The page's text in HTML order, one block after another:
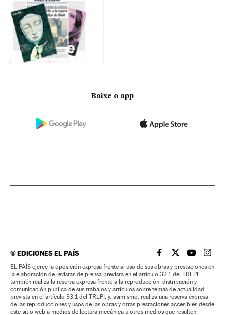
Baixe o app
©EDICIONES EL PAÍS EL PAÍS BRASIL EN
EL PAÍSEL PAÍS
EL
EL PAÍS ejerce la oposición expresa frente al uso de sus obras y prestaciones en
la elaboración de revistas de prensa prevista en el artículo 32.1 del TRLPI;
también realiza la reserva expresa frente a la reproducción, distribución y
comunicación pública de sus trabajos y artículos sobre temas de actualidad
prevista en el artículo 33.1 del TRLPI; y, asimismo, realiza una reserva expresa
de las reproducciones y usos de las obras y otras prestaciones accesibles desde
este sitio web a medios de lectura mecánica u otros medios que resulten